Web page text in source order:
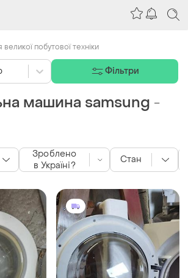
машина samsung -
Зроблено
в Україні?
Стан
Фільтри
побутової техніки